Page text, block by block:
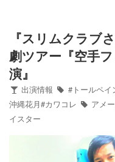
ブログ
Twitter
Profile
『スリムクラブ
劇ツアー『空手
演』
出演情報
#トールペイ
沖縄花月#カワコレ
アメ
イスター